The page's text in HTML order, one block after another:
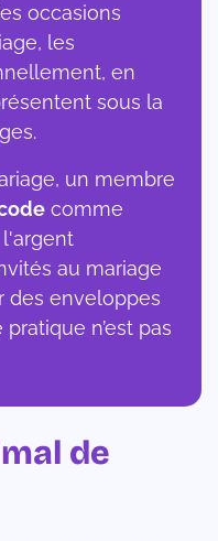
occasions
les
en
sous la
un membre
comme
au mariage
des enveloppes
n’est pas
de